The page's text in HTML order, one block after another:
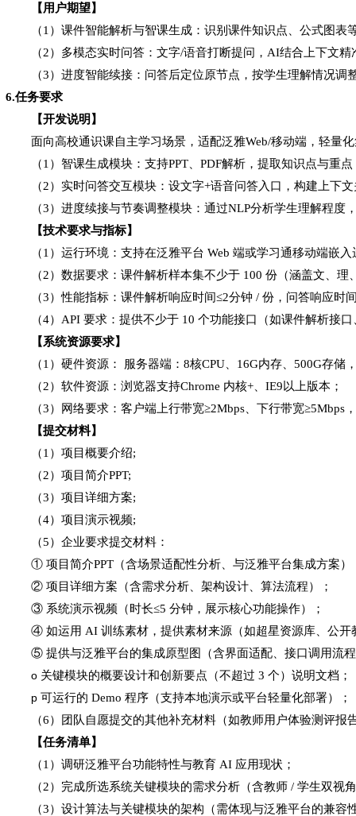
【用户期望】
（1）课件智能解析与智课生成：识别课件知识点、公式图表
（2） 多模态实时问答：文字/语音打断提问，AI结合上下文精
（3）进度智能续接：问答后定位原节点，按学生理解情况调
6.任务要求
【开发说明】
面向高校通识课自主学习场景，适配泛雅Web/移动端，轻量
（1） 智课生成模块：支持PPT、PDF解析，提取知识点与重
（2）实时问答交互模块：设文字+语音问答入口，构建上下
（3）进度续接与节奏调整模块：通过NLP分析学生理解程度
【技术要求与指标】
（1）运行环境：支持在泛雅平台 Web 端或学习通移动端嵌
（2）数据要求：课件解析样本集不少于 100 份（涵盖文、理
（3）性能指标：课件解析响应时间≤2分钟 / 份，问答响应时
（4） API 要求：提供不少于 10 个功能接口（如课件解析接
【系统资源要求】
（1）硬件资源： 服务器端：8核CPU、16G内存、500G存储
（2）软件资源：浏览器支持Chrome 内核+、IE9以上版本 ；
（3）网络要求：客户端上行带宽≥2Mbps、下行带宽≥5Mbps
【提交材料】
（1）项目概要介绍;
（2）项目简介PPT;
（3）项目详细方案;
（4）项目演示视频;
（5）企业要求提交材料：
① 项目简介PPT（含场景适配性分析、与泛雅平台集成方案）
② 项目详细方案（含需求分析、架构设计、算法流程）；
③ 系统演示视频（时长≤5 分钟，展示核心功能操作）；
④ 如运用 AI 训练素材，提供素材来源（如超星资源库、公
⑤提供与泛雅平台的集成原型图（含界面适配、接口调用流
o 关键模块的概要设计和创新要点（不超过 3 个）说明文档 ；
p 可运行的 Demo 程序（支持本地演示或平台轻量化部署）
；
（6）团队自愿提交的其他补充材料（如教师用户体验测评报
【任务清单】
（1）调研泛雅平台功能特性与教育 AI 应用现状 ；
（2）完成所选系统关键模块的需求分析（含教师 / 学生双视
（3）设计算法与关键模块的架构（需体现与泛雅平台的兼容